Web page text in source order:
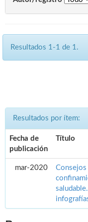
Resultados 1-1 de 1.
Resultados por ítem:
Fecha de
publicación
Título
mar-2020
Consejos